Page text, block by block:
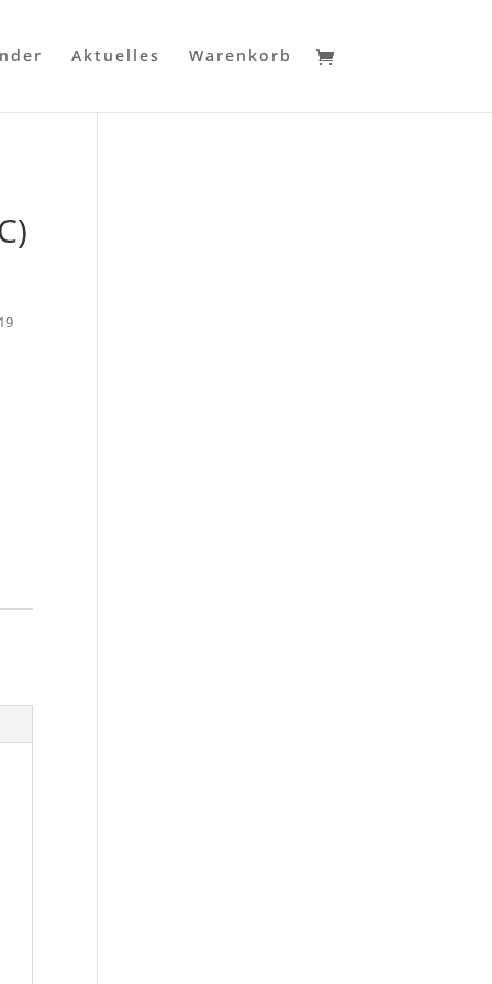
Aktuelles Warenkorb